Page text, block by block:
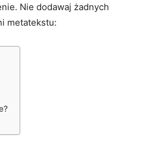
Nie dodawaj żadnych
metatekstu: